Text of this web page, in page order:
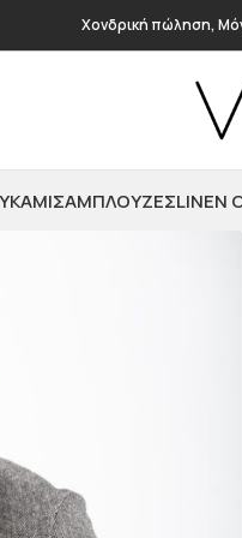
Χονδρική πώληση,
ΜΠΛΟΎΖΕΣLINEN